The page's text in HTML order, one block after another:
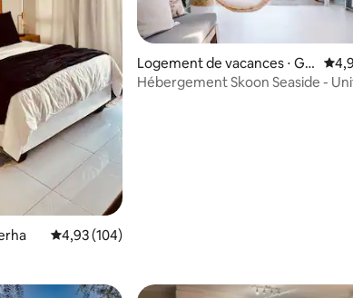
commentaires : 4,88 sur 5
Évaluation moyenne sur la base de 104
4,93 (104)
Logement de vacances ⋅ Gq
eberha
Hébergement Skoon Seaside -